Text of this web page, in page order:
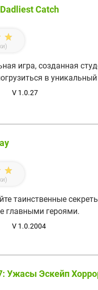
Catch
игра, созданная
в
V 1.0.27
таинственные
главными героями.
V 1.0.2004
Ужасы Эскейп